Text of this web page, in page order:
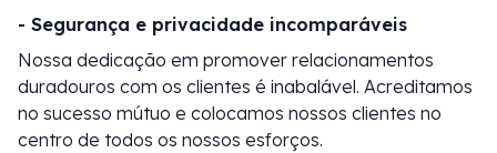
- Segurança e privacidade incomparáveis
Nossa dedicação em promover relacionamentos
duradouros com os clientes é inabalável. Acreditamos
no sucesso mútuo e colocamos nossos clientes no
centro de todos os nossos esforços.